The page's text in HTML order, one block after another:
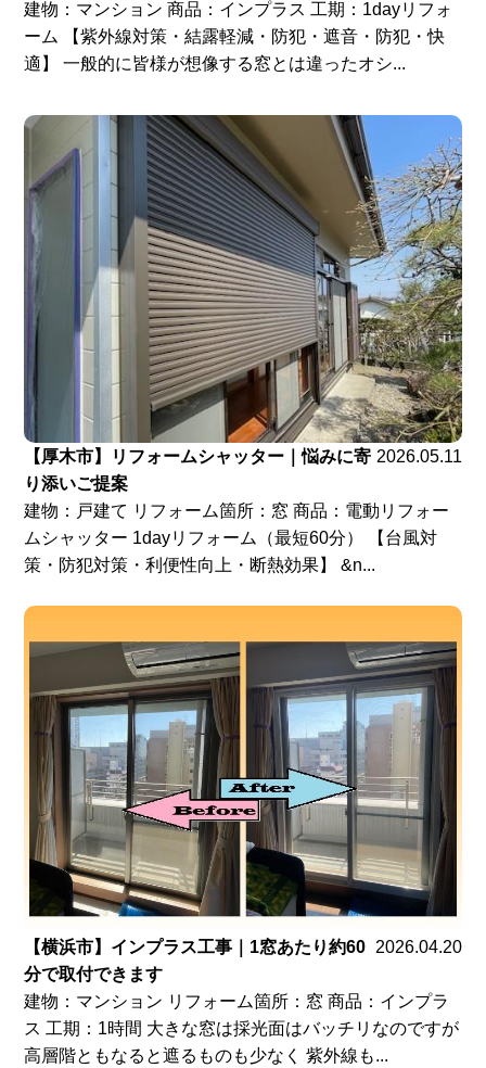
建物：マンション 商品：インプラス 工期：1dayリフォ
ーム 【紫外線対策・結露軽減・防犯・遮音・防犯・快
適】 一般的に皆様が想像する窓とは違ったオシ...
【厚木市】リフォームシャッター｜悩みに寄
り添いご提案
2026.05.11
建物：戸建て リフォーム箇所：窓 商品：電動リフォー
ムシャッター 1dayリフォーム（最短60分） 【台風対
策・防犯対策・利便性向上・断熱効果】 &n...
【横浜市】インプラス工事｜1窓あたり約60
分で取付できます
2026.04.20
建物：マンション リフォーム箇所：窓 商品：インプラ
ス 工期：1時間 大きな窓は採光面はバッチリなのですが
高層階ともなると遮るものも少なく 紫外線も...